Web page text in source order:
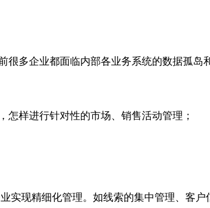
多企业都面临内部各业务系统的数据孤岛
样进行针对性的市场、销售活动管理；
业实现精细化管理。如线索的集中管理、客